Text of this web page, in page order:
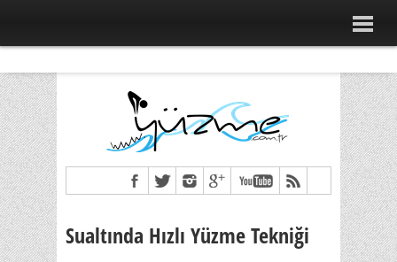
Sualtında Hızlı Yüzme Tekniği